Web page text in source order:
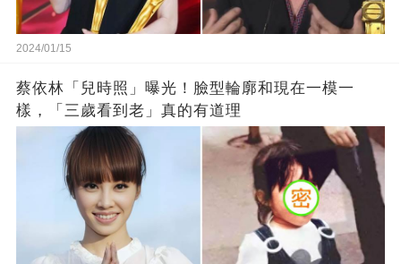
2024/01/15
蔡依林「兒時照」曝光！臉型輪廓和現在一模一
樣，「三歲看到老」真的有道理